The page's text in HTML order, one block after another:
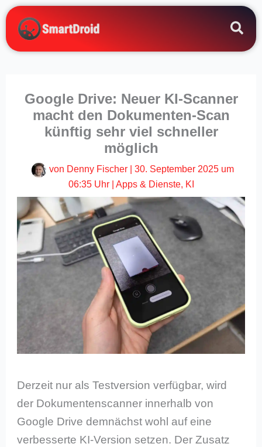
Zum
Inhalt
springen
Google Drive: Neuer KI-Scanner
macht den Dokumenten-Scan
künftig sehr viel schneller
möglich
von Denny Fischer
30. September 2025 um
06:35 Uhr| Apps & Dienste, KI
Derzeit nur als Testversion verfügbar, wird
der Dokumentenscanner innerhalb von
Google Drive demnächst wohl auf eine
verbesserte KI-Version setzen. Der Zusatz